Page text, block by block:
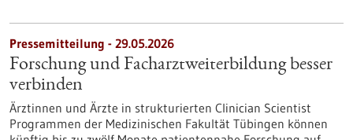
Pressemitteilung - 29.05.2026
Forschung und Facharztweiterbildung besser
verbinden
Ärztinnen und Ärzte in strukturierten Clinician Scientist
Programmen der Medizinischen Fakultät Tübingen können